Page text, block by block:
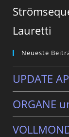
Lauretti
Neueste
UPDATE
ORGANE